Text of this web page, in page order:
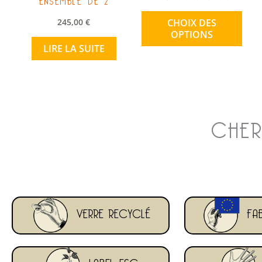
245,00€
LIRE LA SUITE
CHOIX DES
OPTIONS
page
VERRE RECYCLÉ